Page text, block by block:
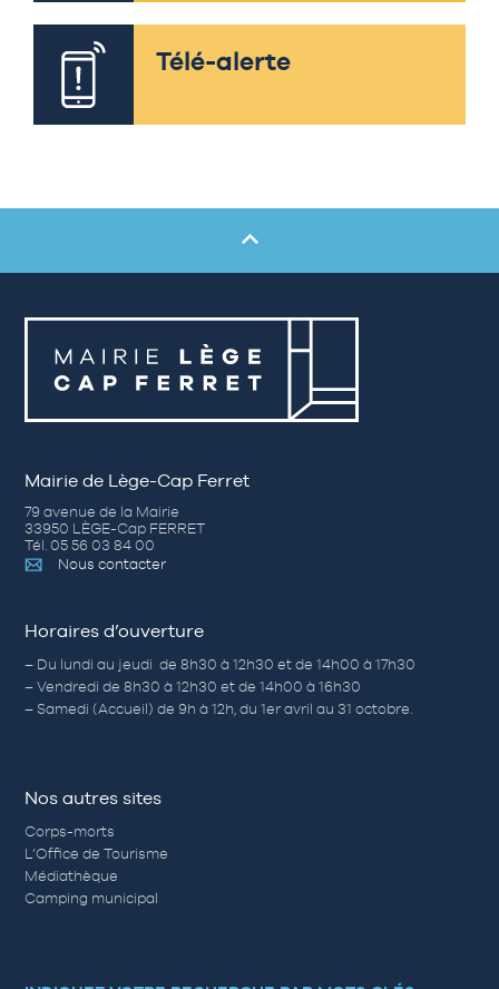
Télé-alerte
Mairie de Lège-Cap Ferret
79 avenue de la Mairie
33950 LÈGE-Cap FERRET
Tél. 05 56 03 84 00
Nous contacter
Horaires d’ouverture
– Du lundi au jeudi de 8h30 à 12h30 et de 14h00 à 17h30
– Vendredi de 8h30 à 12h30 et de 14h00 à 16h30
– Samedi (Accueil) de 9h à 12h, du 1er avril au 31 octobre.
Nos autres sites
Corps-morts
L’Office de Tourisme
Médiathèque
Camping municipal